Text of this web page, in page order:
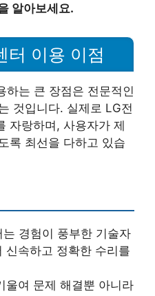
알아보세요.
터 이용 이점
하는 큰 장점은 전문적인
것입니다. 실제로 LG전
자랑하며, 사용자가 제
록 최선을 다하고 있습
경험이 풍부한 기술자
신속하고 정확한 수리를
울여 문제 해결뿐 아니라